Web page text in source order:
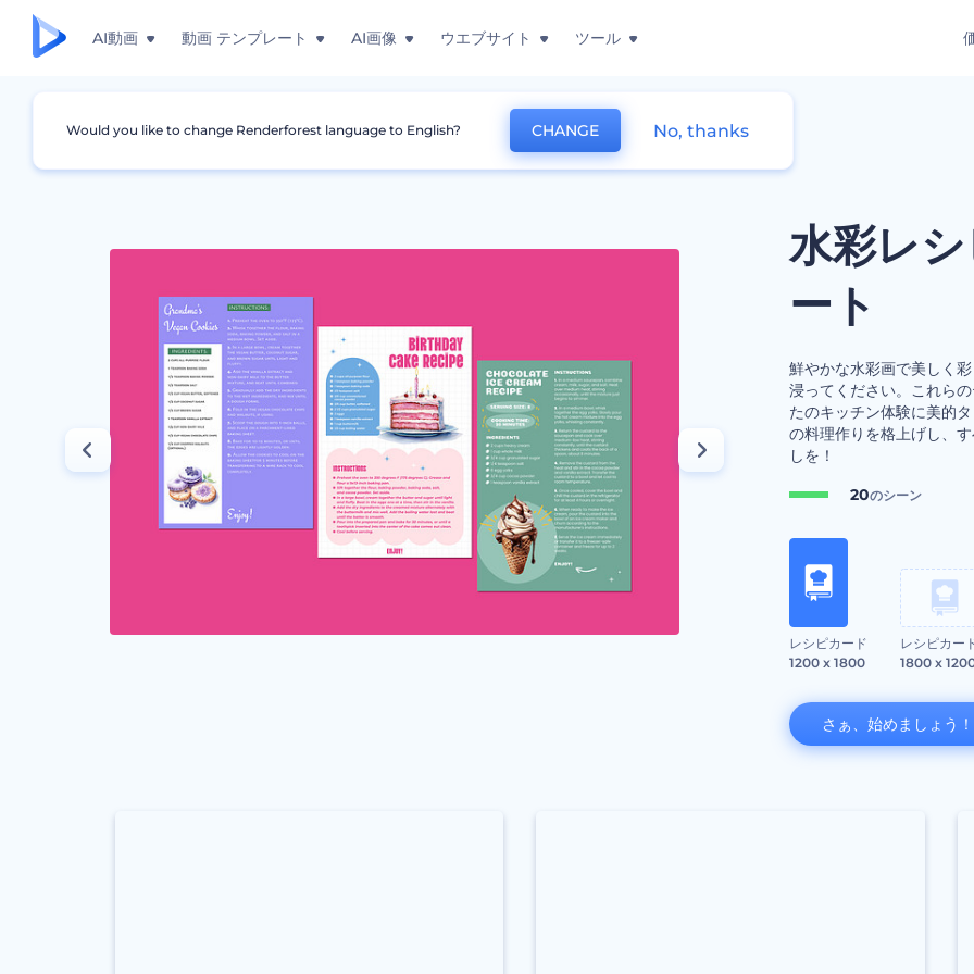
AI動画 動画 テンプレート AI画像 ウエブサイト ツール
グラフィック レシピカード 水彩レシピカードのテンプレート
水彩レ
ート
鮮やかな水彩画で美しく
浸ってください。これら
たのキッチン体験に美的
の料理作りを格上げし、
しを！
20のシーン
レシピカード
1200 x 1800
レシピカー
1800 x
さぁ、始めましょう！
Would you like to change Renderforest language to English? CHANGE No, thanks